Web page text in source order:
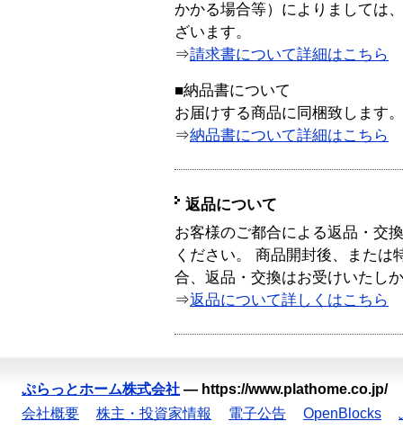
かかる場合等）によりましては
ざいます。
⇒請求書について詳細はこちら
■納品書について
お届けする商品に同梱致します。
⇒納品書について詳細はこちら
返品について
お客様のご都合による返品・交
ください。 商品開封後、または
合、返品・交換はお受けいたし
⇒返品について詳しくはこちら
ぷらっとホーム株式会社 — https://www.plathome.co.jp/
会社概要
株主・投資家情報 電子公告 OpenBlocks